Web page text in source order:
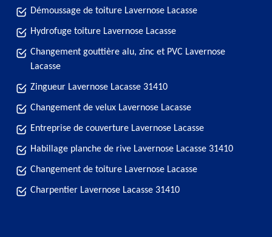
Démoussage de toiture Lavernose Lacasse
Hydrofuge toiture Lavernose Lacasse
Changement gouttière alu, zinc et PVC Lavernose
Lacasse
Zingueur Lavernose Lacasse 31410
Changement de velux Lavernose Lacasse
Entreprise de couverture Lavernose Lacasse
Habillage planche de rive Lavernose Lacasse 31410
Changement de toiture Lavernose Lacasse
Charpentier Lavernose Lacasse 31410